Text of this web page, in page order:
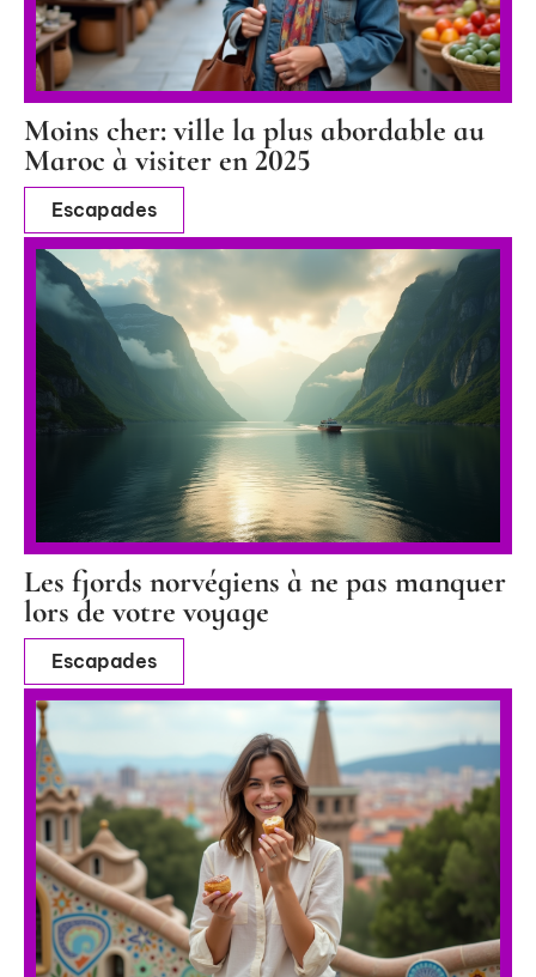
Moins cher: ville la plus abordable au
Maroc à visiter en 2025
Escapades
Les fjords norvégiens à ne pas manquer
lors de votre voyage
Escapades